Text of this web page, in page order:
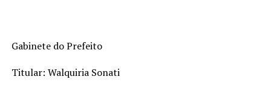
Gabinete do Prefeito
Titular: Walquiria Sonati